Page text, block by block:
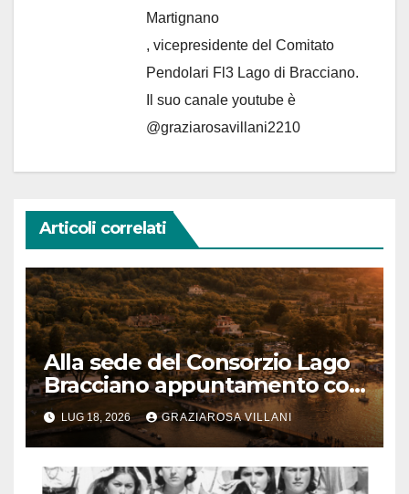
Martignano
, vicepresidente del Comitato
Pendolari Fl3 Lago di Bracciano.
Il suo canale youtube è
@graziarosavillani2210
Articoli correlati
Alla sede del Consorzio Lago
Bracciano appuntamento col
Bel Canto: domenica 19 luglio
2026 alle 19 concerto lirico ad
ingresso libero
LUG 18, 2026 GRAZIAROSA VILLANI